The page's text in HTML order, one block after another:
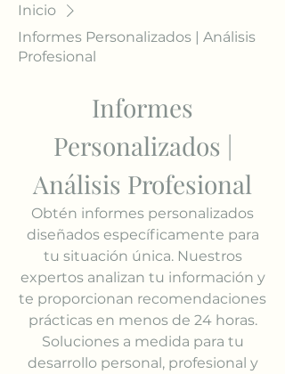
Inicio
Informes Personalizados | Análisis
Profesional
Informes
Personalizados |
Análisis Profesional
Obtén informes personalizados
diseñados específicamente para
tu situación única. Nuestros
expertos analizan tu información y
te proporcionan recomendaciones
prácticas en menos de 24 horas.
Soluciones a medida para tu
desarrollo personal, profesional y